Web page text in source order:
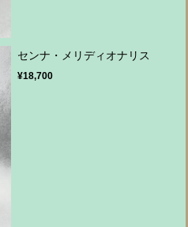
センナ・メリディオナリス
¥18,700